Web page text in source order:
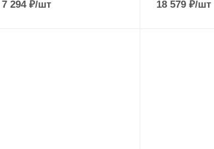
7 294₽/шт 18 579₽/шт